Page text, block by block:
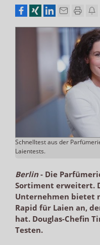
Schnelltest aus der
Laientests.
Berlin- Die
Sortiment erweitert.
Unternehmen bietet
Rapid für Laien an,
hat. Douglas-Chefin
Testen.